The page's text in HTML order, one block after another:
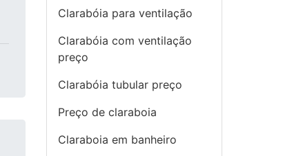
Clarabóia para ventilação
Clarabóia com ventilação
preço
Clarabóia tubular preço
Preço de claraboia
Claraboia em banheiro